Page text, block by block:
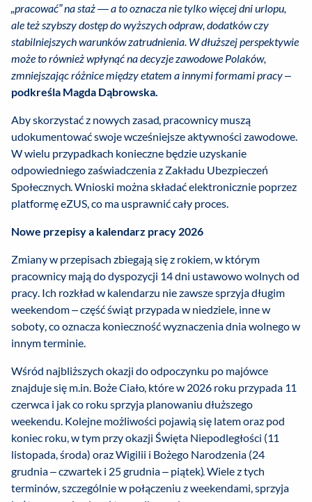
„pracować” na staż — a to oznacza nie tylko więcej dni urlopu,
ale też szybszy dostęp do wyższych odpraw, dodatków czy
stabilniejszych warunków zatrudnienia. W dłuższej perspektywie
może to również wpłynąć na decyzje zawodowe Polaków,
zmniejszając różnice między etatem a innymi formami pracy–
podkreśla Magda Dąbrowska.
Aby skorzystać z nowych zasad, pracownicy muszą
udokumentować swoje wcześniejsze aktywności zawodowe.
W wielu przypadkach konieczne będzie uzyskanie
odpowiedniego zaświadczenia z Zakładu Ubezpieczeń
Społecznych. Wnioski można składać elektronicznie poprzez
platformę eZUS, co ma usprawnić cały proces.
Nowe przepisy a kalendarz pracy 2026
Zmiany w przepisach zbiegają się z rokiem, w którym
pracownicy mają do dyspozycji 14 dni ustawowo wolnych od
pracy. Ich rozkład w kalendarzu nie zawsze sprzyja długim
weekendom – część świąt przypada w niedziele, inne w
soboty, co oznacza konieczność wyznaczenia dnia wolnego w
innym terminie.
Wśród najbliższych okazji do odpoczynku po majówce
znajduje się m.in. Boże Ciało, które w 2026 roku przypada 11
czerwca i jak co roku sprzyja planowaniu dłuższego
weekendu. Kolejne możliwości pojawią się latem oraz pod
koniec roku, w tym przy okazji Święta Niepodległości (11
listopada, środa) oraz Wigilii i Bożego Narodzenia (24
grudnia – czwartek i 25 grudnia – piątek). Wiele z tych
terminów, szczególnie w połączeniu z weekendami, sprzyja